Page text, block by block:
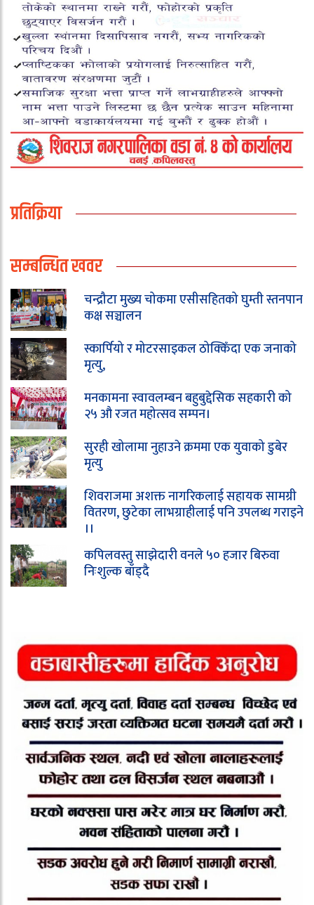
प्रतिक्रिया
सम्बन्धित खवर
चन्द्रौटा मुख्य चोकमा एसीसहितको घुम्ती स्तनपान
कक्ष सञ्चालन
स्कार्पियो र मोटरसाइकल ठोक्किँदा एक जनाको
मृत्यु,
मनकामना स्वावलम्बन बहुबुद्देसिक सहकारी को
२५ औ रजत महोत्सव सम्पन।
सुरही खोलामा नुहाउने क्रममा एक युवाको डुबेर
मृत्यु
शिवराजमा अशक्त नागरिकलाई सहायक सामग्री
वितरण, छुटेका लाभग्राहीलाई पनि उपलब्ध गराइने
।।
कपिलवस्तु साझेदारी वनले ५० हजार बिरुवा
निःशुल्क बाँड्दै